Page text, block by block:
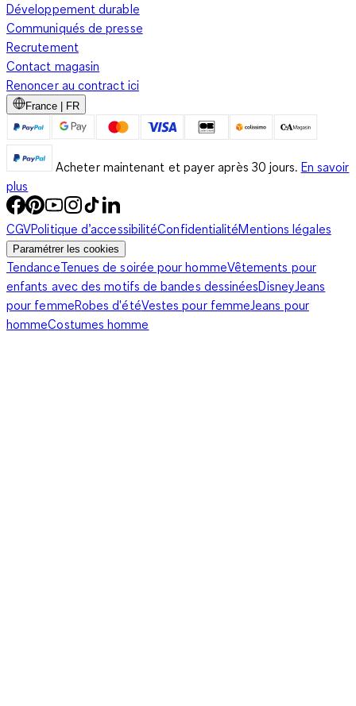
Développement durable
Communiqués de presse
Recrutement
Contact magasin
Renoncer au contract ici
France | FR
Acheter maintenant et payer après 30 jours. En savoir
plus
CGVPolitique d’accessibilitéConfidentialitéMentions légales
Paramétrer les cookies
TendanceTenues de soirée pour hommeVêtements pour
enfants avec des motifs de bandes dessinéesDisneyJeans
pour femmeRobes d'étéVestes pour femmeJeans pour
hommeCostumes homme